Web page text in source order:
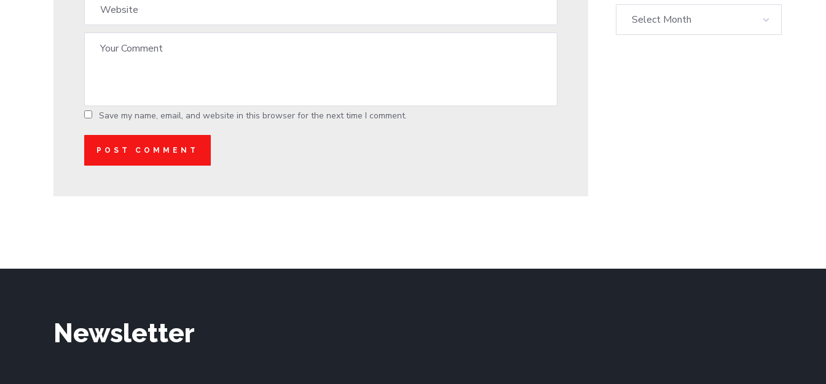
Save my name, email, and website in this browser for the next time I comment.
Newsletter